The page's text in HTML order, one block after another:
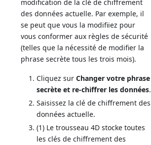
modification de la clé de chiffrement
des données actuelle. Par exemple, il
se peut que vous la modifiiez pour
vous conformer aux règles de sécurité
(telles que la nécessité de modifier la
phrase secrète tous les trois mois).
Cliquez surChanger votre phrase
secrète et re-chiffrer les données.
Saisissez la clé de chiffrement des
données actuelle.
(1) Le trousseau 4D stocke toutes
les clés de chiffrement des